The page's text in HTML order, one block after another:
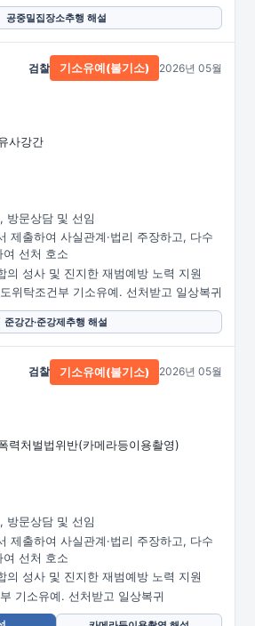
공중밀집장소추행 해설
사강간
검찰 기소유예(불기소) 2026년 05월
방문상담 및 선임
제출하여 사실관계·법리 주장하고, 다수
여 선처 호소
의 성사 및 진지한 재범예방 노력 지원
위탁조건부 기소유예. 선처받고 일상복귀
준강간·준강제추행 해설
력처벌법위반(카메라등이용촬영)
검찰 기소유예(불기소) 2026년 05월
방문상담 및 선임
제출하여 사실관계·법리 주장하고, 다수
여 선처 호소
의 성사 및 진지한 재범예방 노력 지원
기소유예. 선처받고 일상복귀